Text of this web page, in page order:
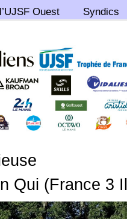
Ouest Syndics
Qui (France 3